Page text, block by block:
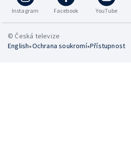
Instagram Facebook YouTube
© Česká televize
English•Ochrana soukromí•Přístupnost